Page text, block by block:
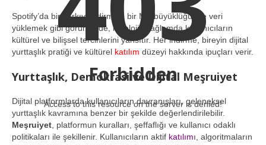
Spotify’da bir şarkıyı indirmek, bir MB büyüklüğünde veri
yüklemek gibi görünse de, ideolojik bağlamda kullanıcıların
kültürel ve bilişsel tercihlerini yansıtır. Her indirme, bireyin dijital
yurttaşlık pratiği ve kültürel katılım düzeyi hakkında ipuçları verir.
Yurttaşlık, Demokrasi ve Dijital Meşruiyet
Dijital platformlarda kullanıcıların davranışları, geleneksel
yurttaşlık kavramına benzer bir şekilde değerlendirilebilir.
Meşruiyet , platformun kuralları, şeffaflığı ve kullanıcı odaklı
politikaları ile şekillenir. Kullanıcıların aktif katılımı, algoritmaların
Forbidden
Access to this resource on the server is denied!